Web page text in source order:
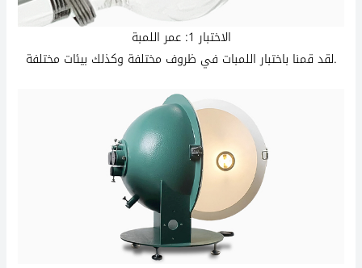
الاختبار 1: عمر اللمبة
لقد قمنا باختبار اللمبات في ظروف مختلفة وكذلك بيئات مختلفة.